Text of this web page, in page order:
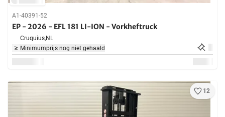
A1-40391-52
EP - 2026 - EFL 181 LI-ION - Vorkheftruck
Cruquius,NL
Minimumprijs nog niet gehaald
12